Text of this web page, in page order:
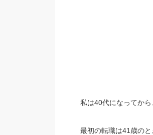
私は40代になってから
最初の転職は41歳のと